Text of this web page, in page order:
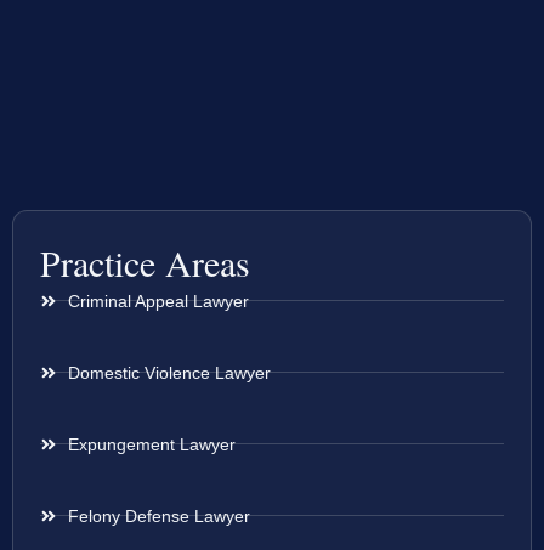
Practice Areas
Criminal Appeal Lawyer
Domestic Violence Lawyer
Expungement Lawyer
Felony Defense Lawyer